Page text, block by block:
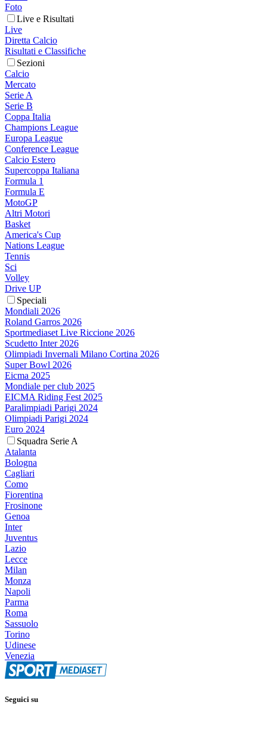
Foto
Live e Risultati
Live
Diretta Calcio
Risultati e Classifiche
Sezioni
Calcio
Mercato
Serie A
Serie B
Coppa Italia
Champions League
Europa League
Conference League
Calcio Estero
Supercoppa Italiana
Formula 1
Formula E
MotoGP
Altri Motori
Basket
America's Cup
Nations League
Tennis
Sci
Volley
Drive UP
Speciali
Mondiali 2026
Roland Garros 2026
Sportmediaset Live Riccione 2026
Scudetto Inter 2026
Olimpiadi Invernali Milano Cortina 2026
Super Bowl 2026
Eicma 2025
Mondiale per club 2025
EICMA Riding Fest 2025
Paralimpiadi Parigi 2024
Olimpiadi Parigi 2024
Euro 2024
Squadra Serie A
Atalanta
Bologna
Cagliari
Como
Fiorentina
Frosinone
Genoa
Inter
Juventus
Lazio
Lecce
Milan
Monza
Napoli
Parma
Roma
Sassuolo
Torino
Udinese
Venezia
Seguici su